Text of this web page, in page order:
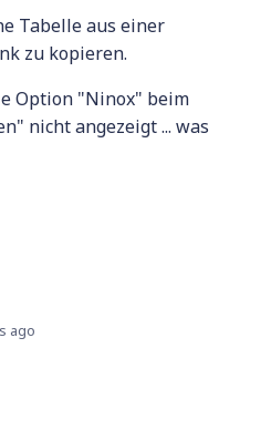
Tabelle aus einer
zu kopieren.
Option "Ninox" beim
nicht angezeigt ... was
ago